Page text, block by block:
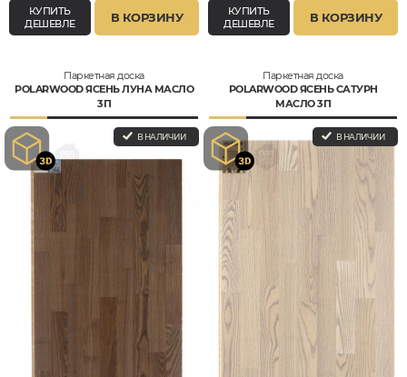
КУПИТЬ
ДЕШЕВЛЕ
В КОРЗИНУ
КУПИТЬ
ДЕШЕВЛЕ
В КОРЗИНУ
Паркетная доска
POLARWOOD ЯСЕНЬ ЛУНА МАСЛО
3П
В НАЛИЧИИ
Паркетная доска
POLARWOOD ЯСЕНЬ САТУРН
МАСЛО 3П
В НАЛИЧИИ